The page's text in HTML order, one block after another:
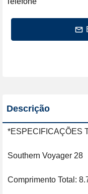
Descrição
*ESPECIFICAÇÕES
Southern Voyager 28
Comprimento Total: